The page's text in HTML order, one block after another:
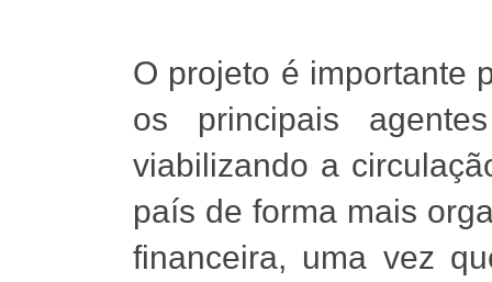
O projeto é importante
os principais
viabilizando a
país de forma mais
financeira, uma vez